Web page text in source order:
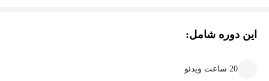
این دوره شامل:
20 ساعت ویدئو